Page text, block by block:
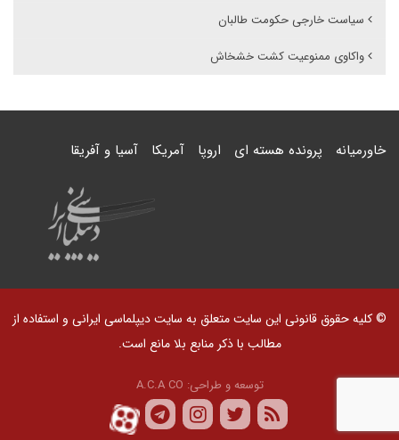
سیاست خارجی حکومت طالبان
واکاوی ممنوعیت کشت خشخاش
خاورمیانه پرونده هسته ای اروپا آمریکا آسیا و آفریقا
© کلیه حقوق قانونی این سایت متعلق به سایت دیپلماسی ایرانی و استفاده از
مطالب با ذکر منابع بلا مانع است.
توسعه و طراحی: A.C.A CO